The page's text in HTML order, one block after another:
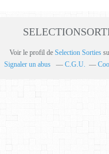
Voir le profil de Selection Sorties
Signaler un abus
C.G.U.